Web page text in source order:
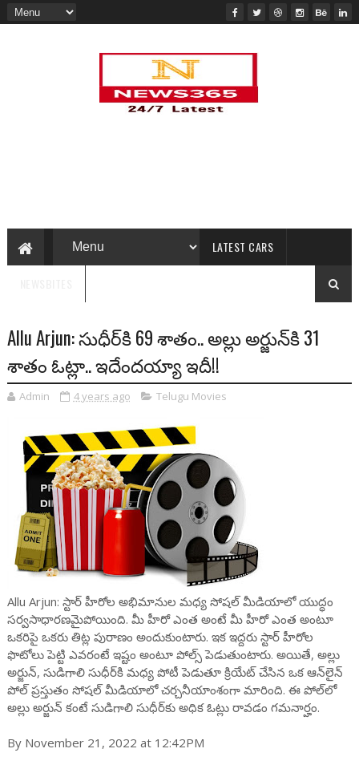
LATEST CARS
Allu Arjun: సుధీర్‌కి 69 శాతం.. అల్లు అర్జున్‌కి 31
శాతం ఓట్లా.. ఇదేందయ్యా ఇదీ!!
Admin 4 years ago Telugu Movies
Allu Arjun: స్టార్ హీరోల అభిమానుల మధ్య సోషల్ మీడియాలో యుద్ధం
సర్వసాధారణమైపోయింది. మీ హీరో ఎంత అంటే మీ హీరో ఎంత అంటూ
ఒకరిపై ఒకరు తిట్ల పురాణం అందుకుంటారు. ఇక ఇద్దరు స్టార్ హీరోల
ఫొటోలు పెట్టి ఎవరంటే ఇష్టం అంటూ పోల్స్ పెడుతుంటారు. అయితే, అల్లు
అర్జున్, సుడిగాలి సుధీర్‌కి మధ్య పోటీ పెడుతూ క్రియేట్ చేసిన ఒక ఆన్‌లైన్
పోల్ ప్రస్తుతం సోషల్ మీడియాలో చర్చనీయాంశంగా మారింది. ఈ పోల్‌లో
అల్లు అర్జున్ కంటే సుడిగాలి సుధీర్‌కు అధిక ఓట్లు రావడం గమనార్హం.
By November 21, 2022 at 12:42PM